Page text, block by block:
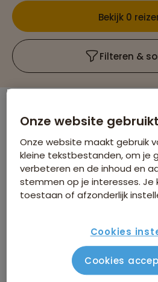
Bekijk 0
Filteren &
Mozambique
Er zijn0reizen die
wensen
Er werden geen resultaten
Onze website
Onze website maakt gebruik
kleine tekstbestanden, om je
verbeteren en de inhoud en
stemmen op je interesses. Je
toestaan of afzonderlijk
Cookies
Cookies